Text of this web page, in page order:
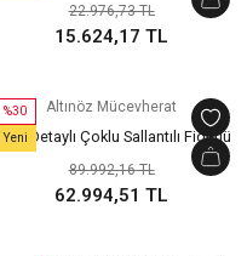
22.976,73 TL
15.624,17 TL
%30
Yeni
Altınöz Mücevherat
Mine Detaylı Çoklu Sallantılı Figürlü
Şık Yeşil Altın Bileklik
89.992,16 TL
62.994,51 TL